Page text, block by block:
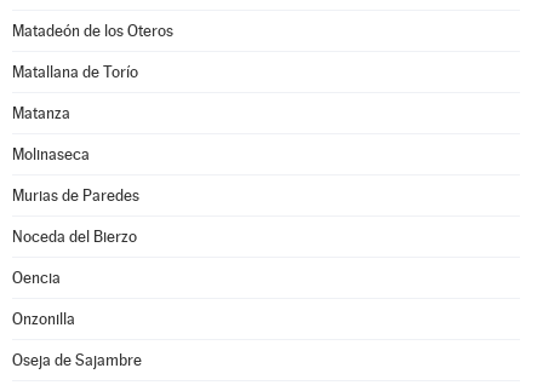
Matadeón de los Oteros
Matallana de Torío
Matanza
Molinaseca
Murias de Paredes
Noceda del Bierzo
Oencia
Onzonilla
Oseja de Sajambre